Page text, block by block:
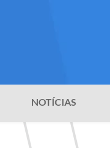
NOTÍCIAS